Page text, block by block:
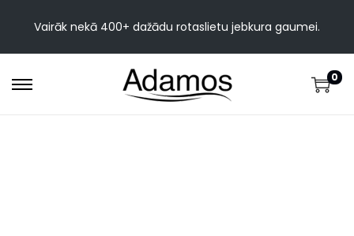
Vairāk nekā 400+ dažādu rotaslietu jebkura gaumei.
0